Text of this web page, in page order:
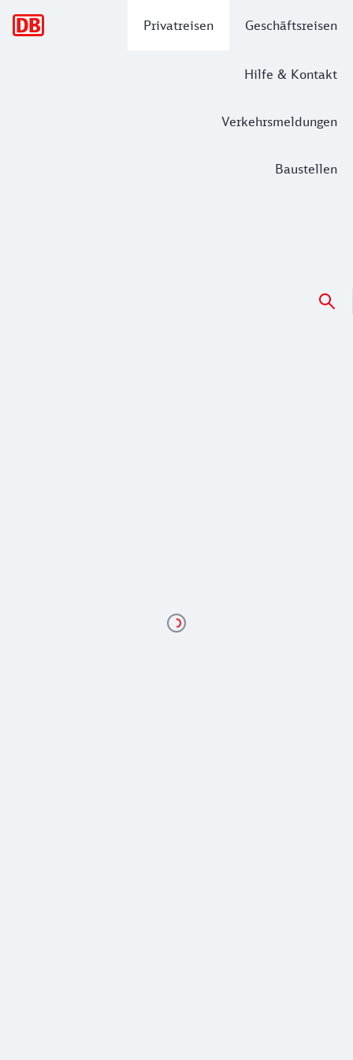
Privatreisen Geschäftsreisen
Hilfe & Kontakt
Verkehrsmeldungen
Baustellen